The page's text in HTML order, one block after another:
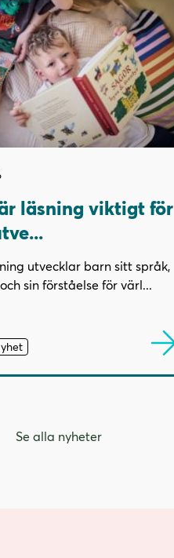
läsning viktigt för
utvecklar barn sitt språk,
sin förståelse för värl...
Se alla nyheter